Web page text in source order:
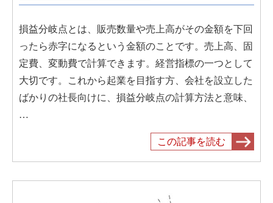
損益分岐点とは、販売数量や売上高がその金額を下回
ったら赤字になるという金額のことです。売上高、固
定費、変動費で計算できます。経営指標の一つとして
大切です。これから起業を目指す方、会社を設立した
ばかりの社長向けに、損益分岐点の計算方法と意味、
…
この記事を読む